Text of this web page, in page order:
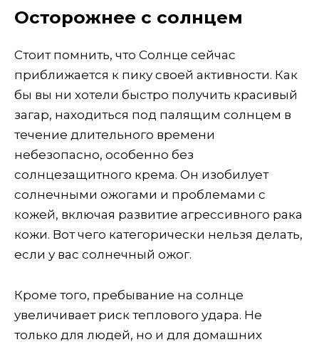
Осторожнее с солнцем
Стоит помнить, что Солнце сейчас
приближается к пику своей активности. Как
бы вы ни хотели быстро получить красивый
загар, находиться под палящим солнцем в
течение длительного времени
небезопасно, особенно без
солнцезащитного крема. Он изобилует
солнечными ожогами и проблемами с
кожей, включая развитие агрессивного рака
кожи. Вот чего категорически нельзя делать,
если у вас солнечный ожог.
Кроме того, пребывание на солнце
увеличивает риск теплового удара. Не
только для людей, но и для домашних